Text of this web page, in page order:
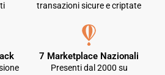
transazioni sicure e criptate
7 Marketplace Nazionali
Presenti dal 2000 su